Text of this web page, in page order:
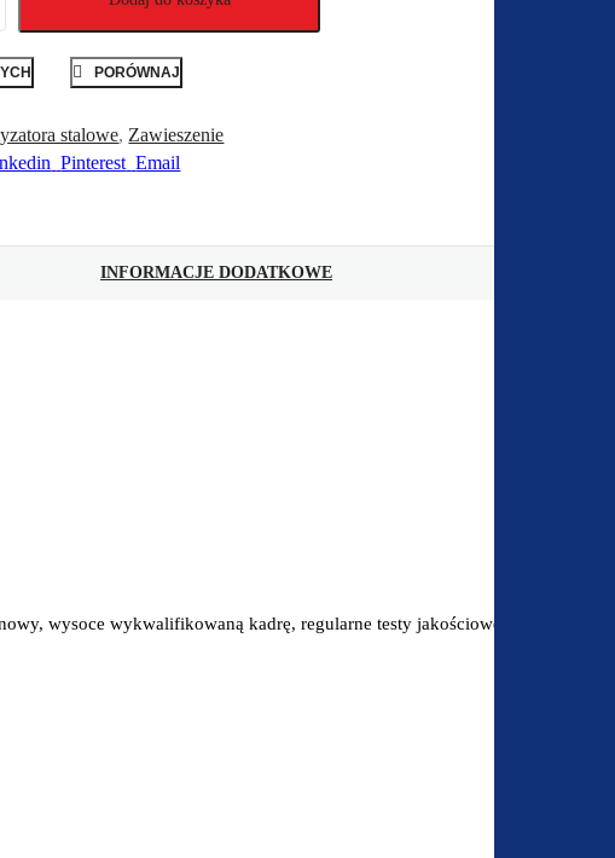
PORÓWNAJ
stalowe, Zawieszenie
Pinterest Email
INFORMACJE DODATKOWE
wysoce wykwalifikowaną kadrę, regularne testy jakościowe oraz